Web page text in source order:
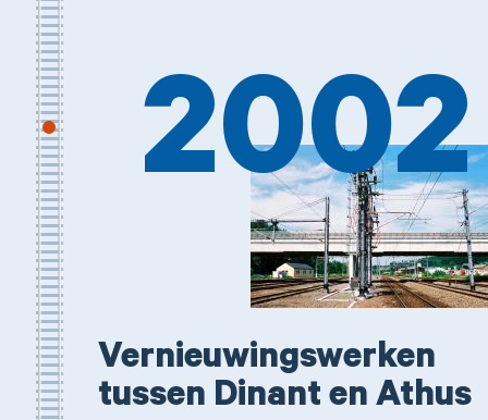
Vernieuwingswerken
tussen Dinant en Athus
2002